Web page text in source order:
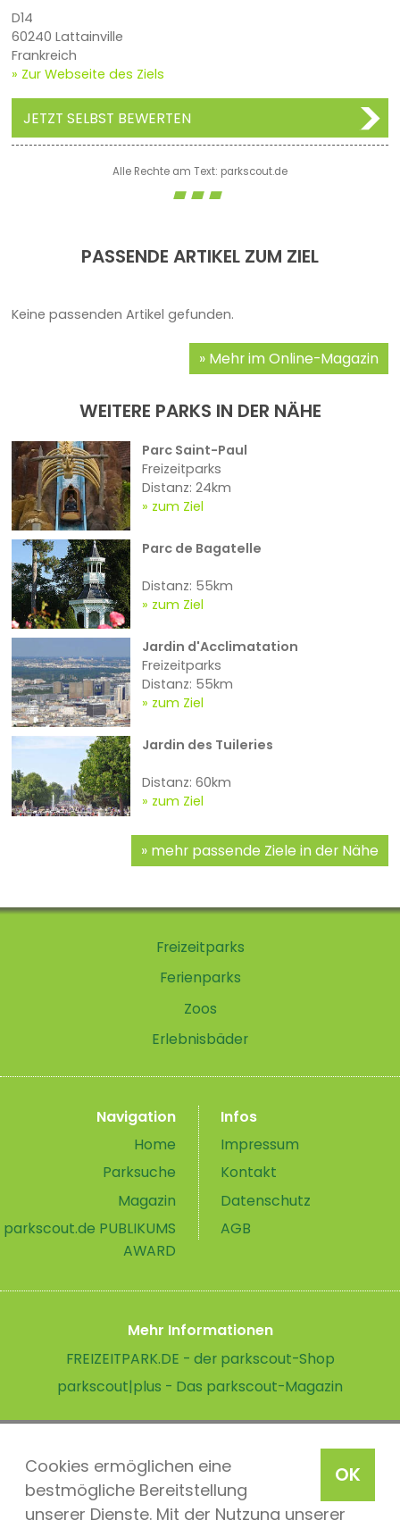
OK
Cookies ermöglichen eine
bestmögliche Bereitstellung
unserer Dienste. Mit der Nutzung unserer
D14
60240 Lattainville
Frankreich
» Zur Webseite des Ziels
JETZT SELBST BEWERTEN
Alle Rechte am Text: parkscout.de
PASSENDE ARTIKEL ZUM ZIEL
Keine passenden Artikel gefunden.
Mehr im Online-Magazin
WEITERE PARKS IN DER NÄHE
Parc Saint-Paul
Freizeitparks
Distanz: 24km
zum Ziel
Parc de Bagatelle
Distanz: 55km
zum Ziel
Jardin d'Acclimatation
Freizeitparks
Distanz: 55km
zum Ziel
Jardin des Tuileries
Distanz: 60km
zum Ziel
mehr passende Ziele in der Nähe
Freizeitparks
Ferienparks
Zoos
Erlebnisbäder
Navigation
Home
Parksuche
Magazin
parkscout.de PUBLIKUMS
AWARD
Infos
Impressum
Kontakt
Datenschutz
AGB
Mehr Informationen
FREIZEITPARK.DE - der parkscout-Shop
parkscout|plus - Das parkscout-Magazin